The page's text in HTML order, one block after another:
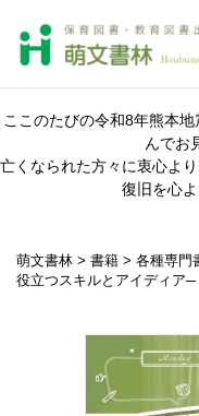
ここのたびの令和8年熊本
んでお
亡くなられた方々に衷心よ
復旧を心
萌文書林 > 書籍 > 各種専門
役立つスキルとアイディア─